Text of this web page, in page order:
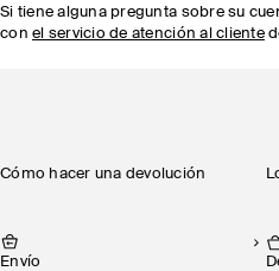
Si tiene alguna pregunta sobre su
conel servicio de atención al cliente
Cómo hacer una devolución
Envío